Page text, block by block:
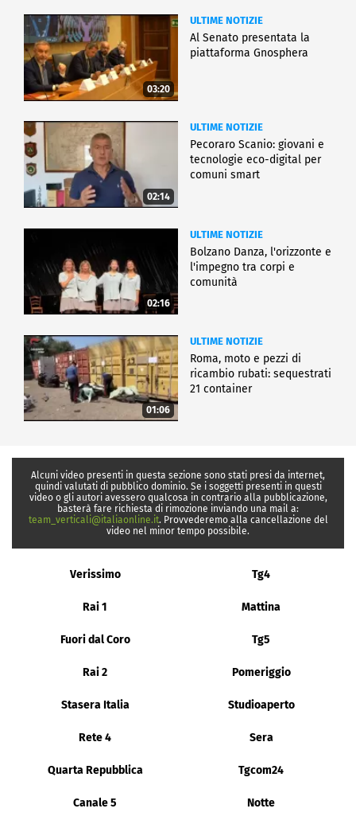
03:20
ULTIME NOTIZIE
Al Senato presentata la
piattaforma Gnosphera
02:14
ULTIME NOTIZIE
Pecoraro Scanio: giovani e
tecnologie eco-digital per
comuni smart
02:16
ULTIME NOTIZIE
Bolzano Danza, l'orizzonte e
l'impegno tra corpi e
comunità
01:06
ULTIME NOTIZIE
Roma, moto e pezzi di
ricambio rubati: sequestrati
21 container
Alcuni video presenti in questa sezione sono stati presi da internet,
quindi valutati di pubblico dominio. Se i soggetti presenti in questi
video o gli autori avessero qualcosa in contrario alla pubblicazione,
basterà fare richiesta di rimozione inviando una mail a:
team_verticali@italiaonline.it. Provvederemo alla cancellazione del
video nel minor tempo possibile.
Verissimo Tg4
Rai 1 Mattina
Fuori dal Coro Tg5
Rai 2 Pomeriggio
Stasera Italia Studioaperto
Rete 4 Sera
Quarta Repubblica Tgcom24
Canale 5 Notte